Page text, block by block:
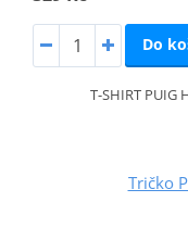
Do
T-SHIRT PUIG
Tričko